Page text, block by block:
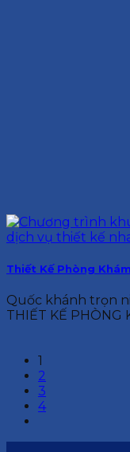
Thiết Kế Phòng
Quốc khánh trọn
THIẾT KẾ PHÒNG
1
2
3
4